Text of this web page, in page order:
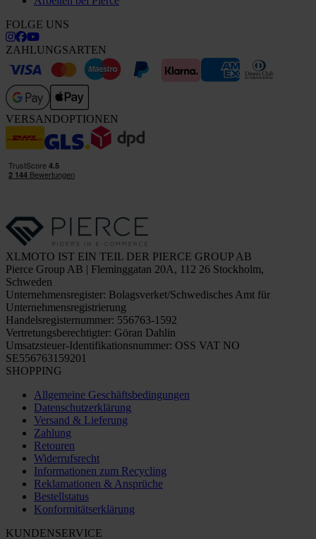
FOLGE UNS
ZAHLUNGSARTEN
VERSANDOPTIONEN
XLMOTO IST EIN TEIL DER PIERCE GROUP AB
Pierce Group AB | Fleminggatan 20A, 112 26 Stockholm,
Schweden
Unternehmensregister: Bolagsverket/Schwedisches Amt für
Unternehmensregistrierung
Handelsregisternummer: 556763-1592
Vertretungsberechtigter: Göran Dahlin
Umsatzsteuer-Identifikationsnummer: OSS VAT NO
SE556763159201
SHOPPING
Allgemeine Geschäftsbedingungen
Datenschutzerklärung
Versand & Lieferung
Zahlung
Retouren
Widerrufsrecht
Informationen zum Recycling
Reklamationen & Ansprüche
Bestellstatus
Konformitätserklärung
KUNDENSERVICE